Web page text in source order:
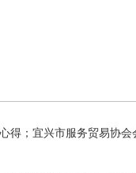
；宜兴市服务贸易协会